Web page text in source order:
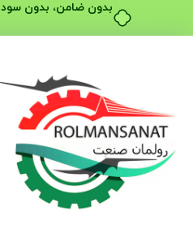
بدون ضامن، بدون سود